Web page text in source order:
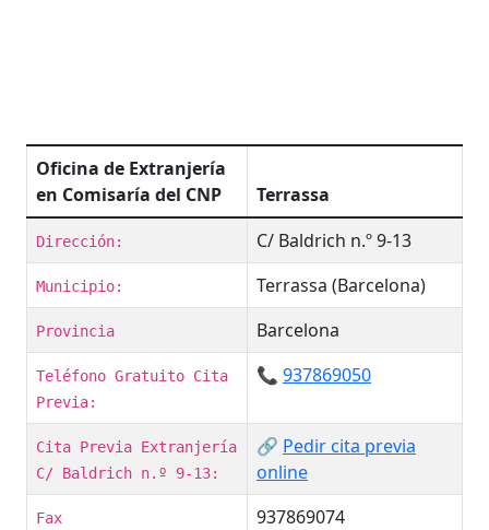
Oficina de Extranjería
en Comisaría del CNP
Terrassa
Dirección: C/ Baldrich n.º 9-13
Municipio: Terrassa (Barcelona)
Provincia Barcelona
Teléfono Gratuito Cita
Previa:
📞 937869050
Cita Previa Extranjería
C/ Baldrich n.º 9-13:
🔗 Pedir cita previa
online
Fax 937869074